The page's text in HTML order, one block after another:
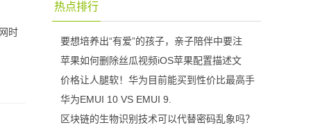
时
热点排行
要想培养出“有爱”的孩子，亲子陪伴中要注
苹果如何删除丝瓜视频iOS苹果配置描述文
价格让人腿软！华为目前能买到性价比最高手
华为EMUI 10 VS EMUI 9.
区块链的生物识别技术可以代替密码乱象吗？